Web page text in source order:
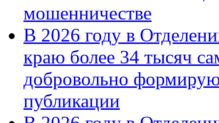
мошенничестве
В 2026 году в
краю более 34 тысяч
добровольно
публикации